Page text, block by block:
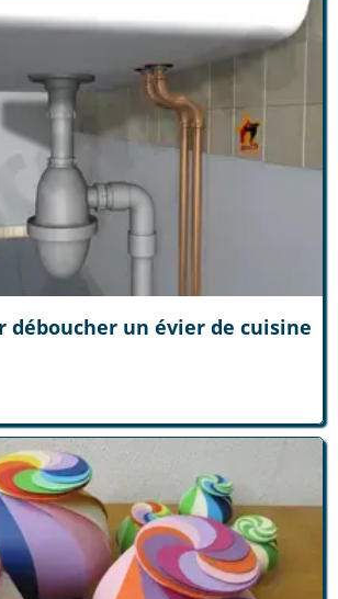
déboucher un évier de cuisine